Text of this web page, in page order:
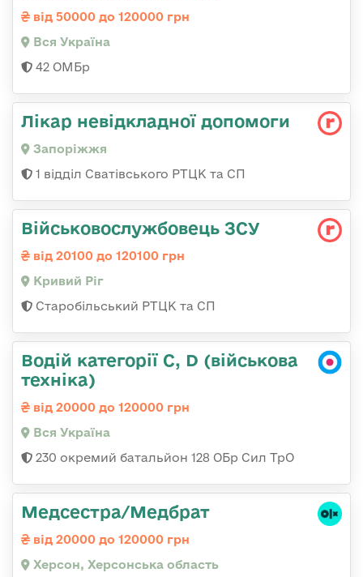
від 50000 до 120000 грн
Вся Україна
42 ОМБр
Лікар невідкладної допомоги
Запоріжжя
1 відділ Сватівського РТЦК та СП
Військовослужбовець ЗСУ
від 20100 до 120100 грн
Кривий Ріг
Старобільський РТЦК та СП
Водій категорії C, D (військова
техніка)
від 20000 до 120000 грн
Вся Україна
230 окремий батальйон 128 ОБр Сил ТрО
Медсестра/Медбрат
від 20000 до 120000 грн
Херсон, Херсонська область